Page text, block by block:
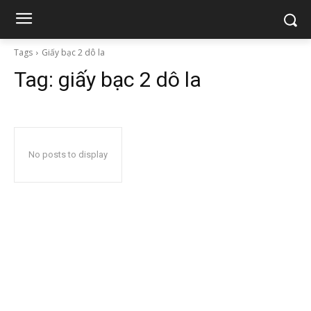
Tags Giấy bạc 2 dô la
Tag: giấy bạc 2 dô la
No posts to display